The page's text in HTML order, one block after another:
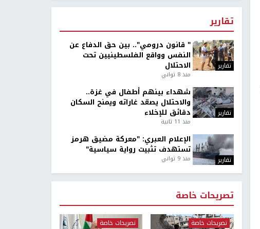
تقارير
تقارير
" قانون درومي".. بين حق الدفاع عن
النفس وواقع الفلسطينيين تحت
الاحتلال
منذ 8 ثواني
تقارير
شهداء بينهم أطفال في غزة..
والاحتلال يصعّد غاراته ويمنح السكان
دقائق للإخلاء
منذ 11 ثانية
تقارير
الإعلام العبري: "معركة مضيق هرمز
تستهدف تثبيت رواية سياسية"
منذ 9 ثواني
تصريحات خاصة
تصريحات خاصة تصريحات خاصة